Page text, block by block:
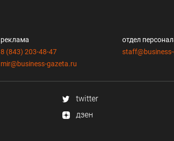
реклама
8 (843) 203-48-47
mir@business-gazeta.ru
отдел
twitter
дзен